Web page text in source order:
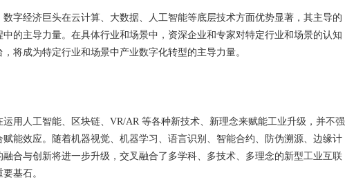
字经济巨头在云计算、大数据、人工智能等底层技术方面优势显著，其主导的
的主导力量。在具体行业和场景中，资深企业和专家对特定行业和场景的认知
将成为特定行业和场景中产业数字化转型的主导力量。
用人工智能、区块链、VR/AR 等各种新技术、新理念来赋能工业升级，并不强
能效应。随着机器视觉、机器学习、语言识别、智能合约、防伪溯源、边缘计
合与创新将进一步升级，交叉融合了多学科、多技术、多理念的新型工业互联
基石。